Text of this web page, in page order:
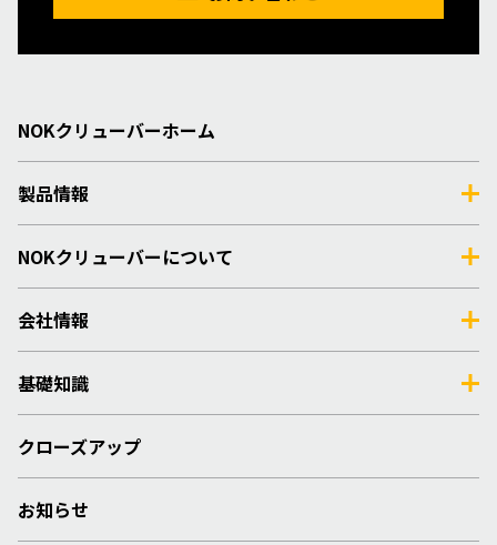
NOKクリューバーホーム
製品情報
NOKクリューバーについて
会社情報
基礎知識
クローズアップ
お知らせ